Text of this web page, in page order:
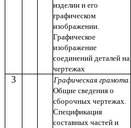
изделии и его
графическом
изображении.
Графическое
изображение
соединений деталей на
чертежах
3
Графическая грамота.
Общие сведения о
сборочных чертежах.
Спецификация
составных частей и